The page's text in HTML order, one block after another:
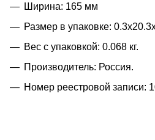
Ширина: 165 мм
Размер в упаковке:
Вес с упаковкой: 0.068 кг.
Производитель: Россия.
Номер реестровой записи: